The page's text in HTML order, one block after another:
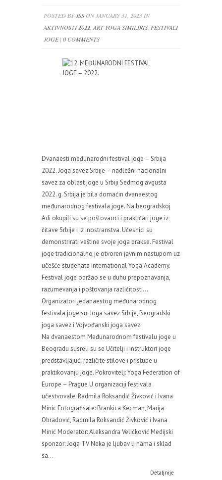
POSTED BYJSS ON JANUARY 31, 2023 IN
AKTIVNOSTI 2022 ART YOGA SIMILIRIS FESTIVALI
JOGE| 0 COMMENTS
Dvanaesti međunarodni festival joge – Srbija
2022. Joga savez Srbije – nadležni nacionalni
savez za oblast joge u Srbiji Sedmog avgusta
2022. g. Srbija je bila domaćin dvanaestog
međunarodnog festivala joge. Na beogradskoj
Adi okupili su se poštovaoci i praktičari joge iz
čitave Srbije i iz inostranstva. Učesnici su
demonstrirati veštine svoje joga prakse. Festival
joge tradicionalno je otvoren javnim nastupom uz
učešće studenata International Yoga Academy.
Festival joge održao se u duhu prepoznavanja,
razumevanja i poštovanja različitosti…
Organizatori jedanaestog međunarodnog
festivala joge su: Joga savez Srbije, Beogradski
joga savez i Vojvođanski joga savez.
Na dvanaestom Međunarodnom festivalu joge u
Beogradu susreli su se Učitelji i instruktori joge
predstavljajući različite stilove i pristupe u
praktikovanju joge. Pokrovitelj: Yoga Federation of
Europe – Prague U organizaciji festivala
učestvovale: Radmila Roksandić Živković i Ivana
Minic Fotografisale: Brankica Kecman, Marija
Obradović, Radmila Roksandić Živković i Ivana
Minić Moderator: Aleksandra Veličković Medijski
sponzor: Joga TV Neka je ljubav u nama i sklad
sa...
Detaljnije